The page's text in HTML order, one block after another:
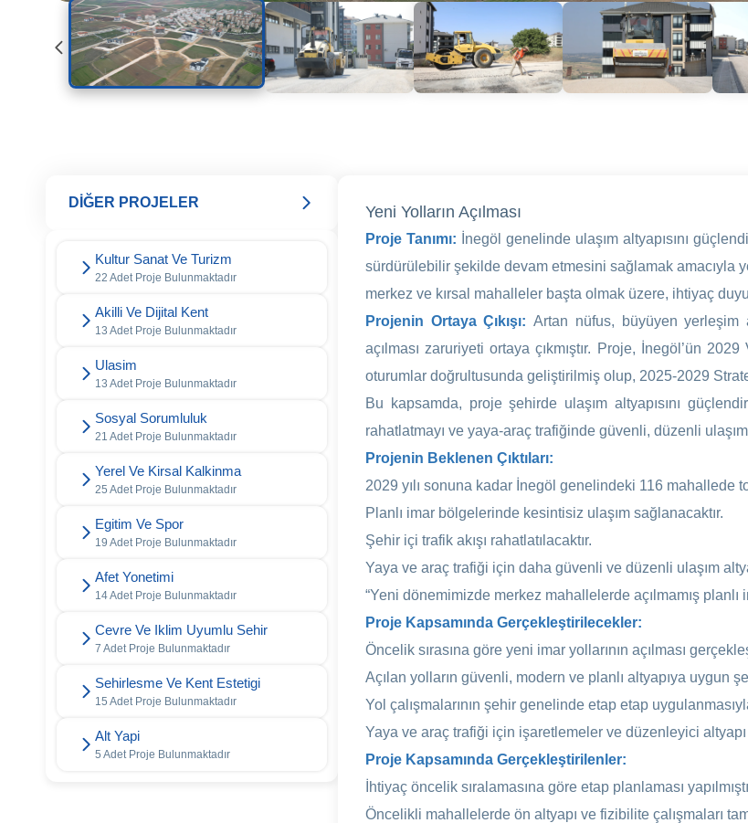
DİĞER PROJELER
Kultur Sanat Ve Turizm
22 Adet Proje Bulunmaktadır
Akilli Ve Dijital Kent
13 Adet Proje Bulunmaktadır
Ulasim
13 Adet Proje Bulunmaktadır
Sosyal Sorumluluk
21 Adet Proje Bulunmaktadır
Yerel Ve Kirsal Kalkinma
25 Adet Proje Bulunmaktadır
Egitim Ve Spor
19 Adet Proje Bulunmaktadır
Afet Yonetimi
14 Adet Proje Bulunmaktadır
Cevre Ve Iklim Uyumlu Sehir
7 Adet Proje Bulunmaktadır
Sehirlesme Ve Kent Estetigi
15 Adet Proje Bulunmaktadır
Alt Yapi
5 Adet Proje Bulunmaktadır
Yeni Yolların Açılması
Proje Tanımı:
İnegöl genelinde ulaşım altyapısını
sürdürülebilir şekilde devam etmesini sağlamak amacıyla
merkez ve kırsal mahalleler başta olmak üzere, ihtiyaç
Projenin Ortaya Çıkışı: Artan nüfus, büyüyen yerleşim
açılması zaruriyeti ortaya çıkmıştır. Proje, İnegöl’ün
oturumlar doğrultusunda geliştirilmiş olup, 2025-2029
Bu kapsamda, proje şehirde ulaşım altyapısını
rahatlatmayı ve yaya-araç trafiğinde güvenli, düzenli
Projenin Beklenen Çıktıları:
2029 yılı sonuna kadar İnegöl genelindeki 116 mahallede
Planlı imar bölgelerinde kesintisiz ulaşım sağlanacaktır.
Şehir içi trafik akışı rahatlatılacaktır.
Yaya ve araç trafiği için daha güvenli ve düzenli ulaşım
“Yeni dönemimizde merkez mahallelerde açılmamış
Proje Kapsamında Gerçekleştirilecekler:
Öncelik sırasına göre yeni imar yollarının açılması
Açılan yolların güvenli, modern ve planlı altyapıya uygun
Yol çalışmalarının şehir genelinde etap etap
Yaya ve araç trafiği için işaretlemeler ve düzenleyici altyapı
Proje Kapsamında Gerçekleştirilenler:
İhtiyaç öncelik sıralamasına göre etap planlaması
Öncelikli mahallelerde ön altyapı ve fizibilite çalışmaları